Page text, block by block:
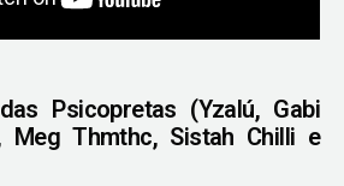
Psicopretas (Yzalú, Gabi
Meg Thmthc, Sistah Chilli e